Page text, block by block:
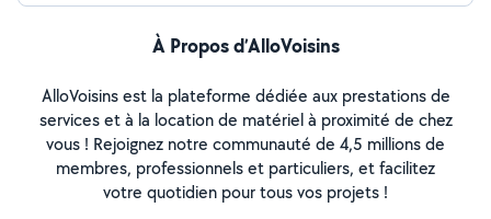
À Propos d’AlloVoisins
AlloVoisins est la plateforme dédiée aux prestations de
services et à la location de matériel à proximité de chez
vous ! Rejoignez notre communauté de 4,5 millions de
membres, professionnels et particuliers, et facilitez
votre quotidien pour tous vos projets !